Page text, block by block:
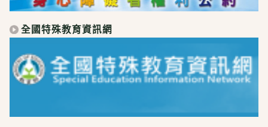
全國特殊教育資訊網